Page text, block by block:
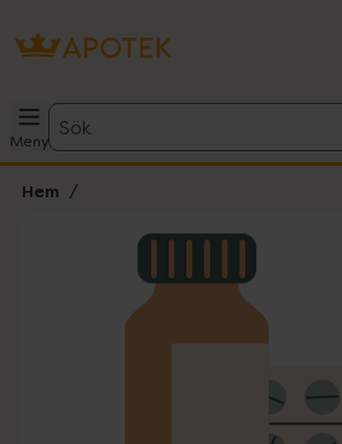
Meny
Sök
Hem
Lista: . Innehåller 1 objekt.